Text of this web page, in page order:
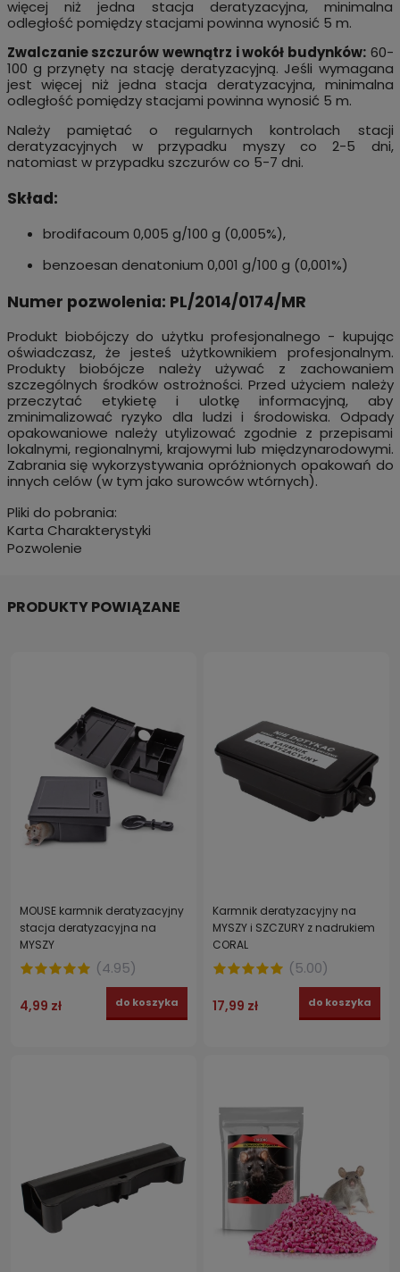
więcej niż jedna stacja deratyzacyjna, minimalna
odległość pomiędzy stacjami powinna wynosić 5 m.
Zwalczanie szczurów wewnątrz i wokół budynków:60-
100 g przynęty na stację deratyzacyjną. Jeśli wymagana
jest więcej niż jedna stacja deratyzacyjna, minimalna
odległość pomiędzy stacjami powinna wynosić 5 m.
Należy pamiętać o regularnych kontrolach stacji
deratyzacyjnych w przypadku myszy co 2-5 dni,
natomiast w przypadku szczurów co 5-7 dni.
Skład:
brodifacoum 0,005 g/100 g (0,005%),
benzoesan denatonium 0,001 g/100 g (0,001%)
Numer pozwolenia: PL/2014/0174/MR
Produkt biobójczy do użytku profesjonalnego - kupując
oświadczasz, że jesteś użytkownikiem profesjonalnym.
Produkty biobójcze należy używać z zachowaniem
szczególnych środków ostrożności. Przed użyciem należy
przeczytać etykietę i ulotkę informacyjną, aby
zminimalizować ryzyko dla ludzi i środowiska. Odpady
opakowaniowe należy utylizować zgodnie z przepisami
lokalnymi, regionalnymi, krajowymi lub międzynarodowymi.
Zabrania się wykorzystywania opróżnionych opakowań do
innych celów (w tym jako surowców wtórnych).
Pliki do pobrania:
Karta Charakterystyki
Pozwolenie
PRODUKTY POWIĄZANE
MOUSE karmnik deratyzacyjny
stacja deratyzacyjna na
MYSZY
(4.95)
4,99 zł do koszyka
Karmnik deratyzacyjny na
MYSZY i SZCZURY z nadrukiem
CORAL
(5.00)
17,99 zł do koszyka